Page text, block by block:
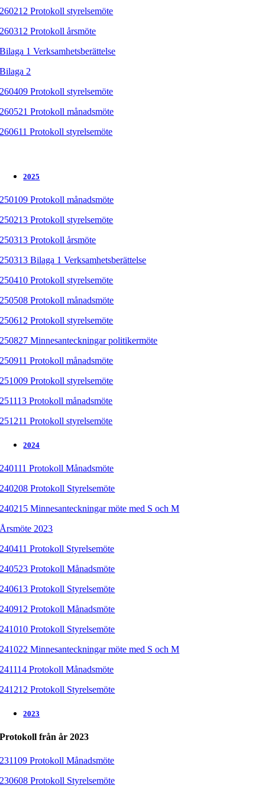
260212 Protokoll styrelsemöte
260312 Protokoll årsmöte
Bilaga 1 Verksamhetsberättelse
Bilaga 2
260409 Protokoll styrelsemöte
260521 Protokoll månadsmöte
260611 Protokoll styrelsemöte
2025
250109 Protokoll månadsmöte
250213 Protokoll styrelsemöte
250313 Protokoll årsmöte
250313 Bilaga 1 Verksamhetsberättelse
250410 Protokoll styrelsemöte
250508 Protokoll månadsmöte
250612 Protokoll styrelsemöte
250827 Minnesanteckningar politikermöte
250911 Protokoll månadsmöte
251009 Protokoll styrelsemöte
251113 Protokoll månadsmöte
251211 Protokoll styrelsemöte
2024
240111 Protokoll Månadsmöte
240208 Protokoll Styrelsemöte
240215 Minnesanteckningar möte med S och M
Årsmöte 2023
240411 Protokoll Styrelsemöte
240523 Protokoll Månadsmöte
240613 Protokoll Styrelsemöte
240912 Protokoll Månadsmöte
241010 Protokoll Styrelsemöte
241022 Minnesanteckningar möte med S och M
241114 Protokoll Månadsmöte
241212 Protokoll Styrelsemöte
2023
Protokoll från år 2023
231109 Protokoll Månadsmöte
230608 Protokoll Styrelsemöte